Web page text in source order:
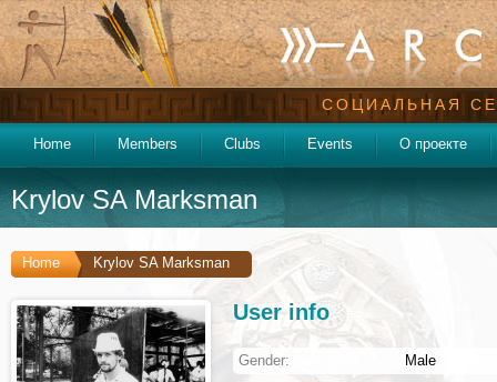
СОЦИАЛЬНАЯ
Home Members Clubs Events О проекте
Krylov SA Marksman
Home Krylov SA Marksman
User info
Gender: Male